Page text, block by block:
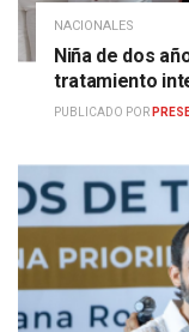
NACIONALES
Niña de dos
tratamiento
PUBLICADO POR